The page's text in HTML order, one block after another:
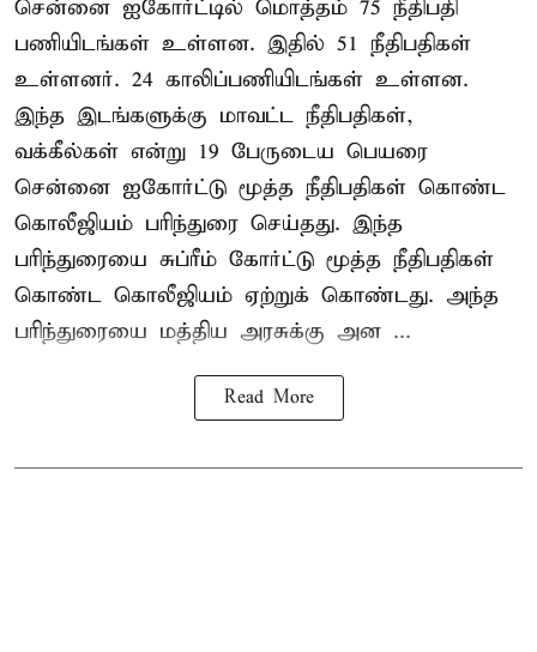
சென்னை ஐகோர்ட்டில் மொத்தம் 75 நீதிபதி
பணியிடங்கள் உள்ளன. இதில் 51 நீதிபதிகள்
உள்ளனர். 24 காலிப்பணியிடங்கள் உள்ளன.
இந்த இடங்களுக்கு மாவட்ட நீதிபதிகள்,
வக்கீல்கள் என்று 19 பேருடைய பெயரை
சென்னை ஐகோர்ட்டு மூத்த நீதிபதிகள் கொண்ட
கொலீஜியம் பரிந்துரை செய்தது. இந்த
பரிந்துரையை சுப்ரீம் கோர்ட்டு மூத்த நீதிபதிகள்
கொண்ட கொலீஜியம் ஏற்றுக் கொண்டது. அந்த
பரிந்துரையை மத்திய அரசுக்கு அன ...
Read More